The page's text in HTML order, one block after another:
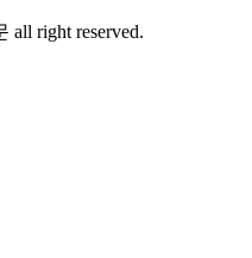
right reserved.